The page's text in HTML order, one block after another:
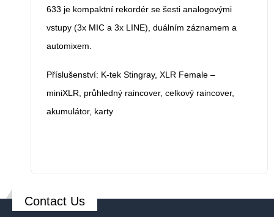
633 je kompaktní rekordér se šesti analogovými
vstupy (3x MIC a 3x LINE), duálním záznamem a
automixem.
Příslušenství: K-tek Stingray, XLR Female –
miniXLR, průhledný raincover, celkový raincover,
akumulátor, karty
Contact Us